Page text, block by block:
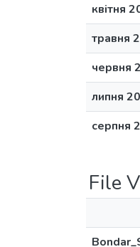
квітня
травня
червня
липня
серпня
File